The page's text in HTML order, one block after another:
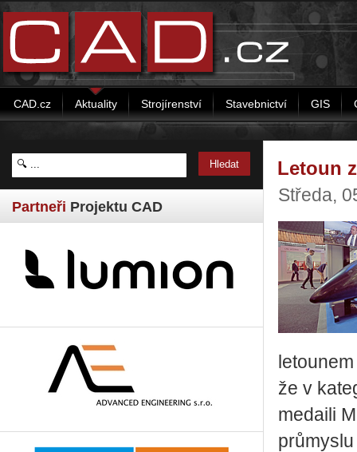
CAD.cz Aktuality Strojírenství Stavebnictví GIS
Partneři Projektu CAD
Letoun
Středa,
že v
medaili